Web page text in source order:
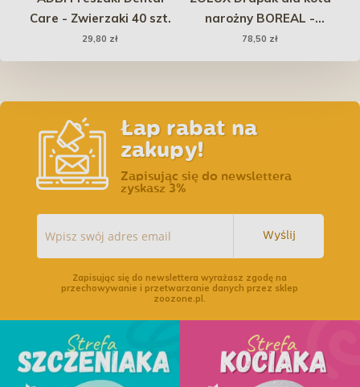
Care - Zwierzaki 40 szt.
29,80 zł
narożny BOREAL -
beżowy
78,50 zł
Łap rabat na
zakupy!
Zapisując się do newslettera
zyskasz 3%
Wyślij
Zapisując się do newslettera wyrażasz zgodę na
przechowywanie i przetwarzanie danych przez sklep
zoozone.pl.